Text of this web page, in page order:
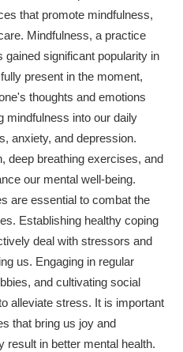
that promote mindfulness,
Mindfulness, a practice
gained significant popularity in
present in the moment,
thoughts and emotions
mindfulness into our daily
anxiety, and depression.
deep breathing exercises, and
our mental well-being.
are essential to combat the
Establishing healthy coping
deal with stressors and
us. Engaging in regular
and cultivating social
alleviate stress. It is important
that bring us joy and
result in better mental health.